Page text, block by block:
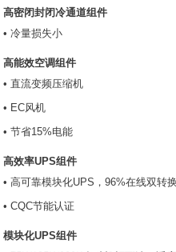
高密闭封闭冷通道组件
• 冷量损失小
高能效空调组件
• 直流变频压缩机
• EC风机
• 节省15%电能
高效率UPS组件
• 高可靠模块化UPS，96%在线双转
• CQC节能认证
模块化UPS组件